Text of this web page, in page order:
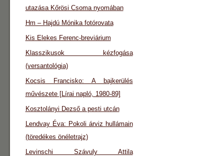
utazása Kőrösi Csoma nyomában
Hm – Hajdú Mónika fotórovata
Kis Elekes Ferenc-breviárium
Klasszikusok kézfogása
(versantológia)
Kocsis Francisko: A bajkerülés
művészete [Lírai napló, 1980-89]
Kosztolányi Dezső a pesti utcán
Lendvay Éva: Pokoli árviz hullámain
(töredékes önéletrajz)
Levinschi Szávuly Attila